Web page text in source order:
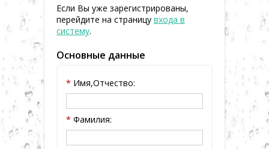
Если Вы уже зарегистрированы,
перейдите на страницу входа в
систему.
Основные данные
* Имя,Отчество:
* Фамилия: